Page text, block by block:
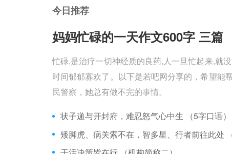
今日推荐
妈妈忙碌的一天作文600字 三篇
忙碌,是治疗一切神经质的良药,人一旦忙起来,就
时间郁郁寡欢了。以下是若吧网分享的，希望能
民警察，她总有做不完的事情。
状子递与开封府，难忍怒气心中生 （5字口语）